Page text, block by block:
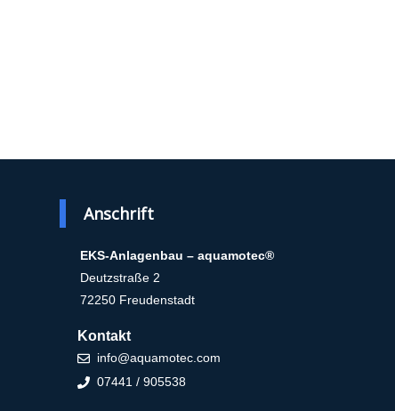
Anschrift
EKS-Anlagenbau – aquamotec®
Deutzstraße 2
72250 Freudenstadt
Kontakt
info@aquamotec.com
07441 / 905538